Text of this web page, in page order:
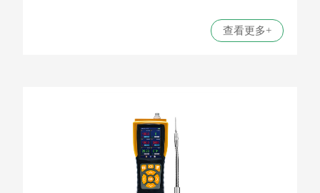
查看更多+